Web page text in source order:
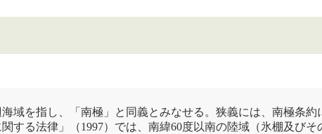
域を指し、「南極 」と同義とみなせる。狭義には、南極条約
する法律 」（1997）では、南緯60度以南の陸域（氷棚及び